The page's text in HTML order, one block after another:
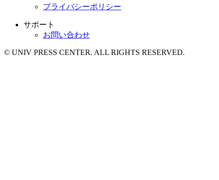
プライバシーポリシー
サポート
お問い合わせ
© UNIV PRESS CENTER. ALL RIGHTS RESERVED.